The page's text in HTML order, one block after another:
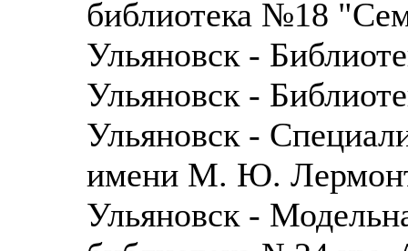
библиотека №18
Ульяновск -
Ульяновск -
Ульяновск -
имени М. Ю.
Ульяновск -